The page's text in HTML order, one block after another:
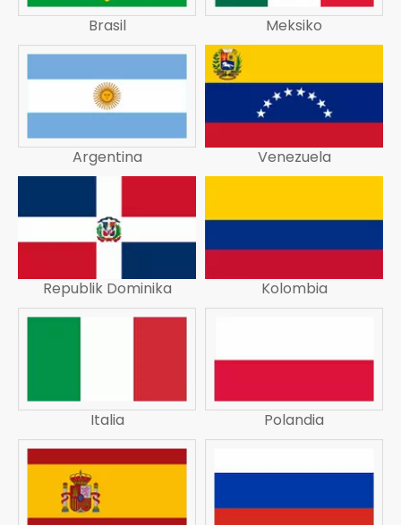
Brasil Meksiko
Argentina Venezuela
Republik Dominika Kolombia
Italia Polandia